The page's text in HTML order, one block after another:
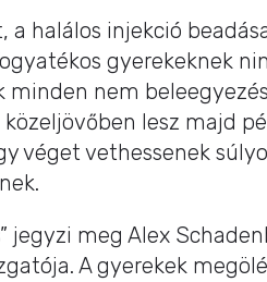
halálos injekció
gyerekeknek
nem
lesz majd
véget vethessenek
jegyzi meg Alex
A gyerekek